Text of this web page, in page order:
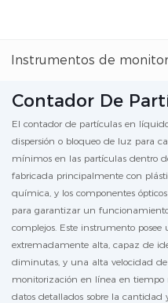
Instrumentos de
Contador De
El contador de partículas en
dispersión o bloqueo de luz para
mínimos en las partículas dentro
fabricada principalmente con
química, y los componentes
para garantizar un
complejos. Este instrumento posee
extremadamente alta, capaz de
diminutas, y una alta velocidad
monitorización en línea en tiempo
datos detallados sobre la